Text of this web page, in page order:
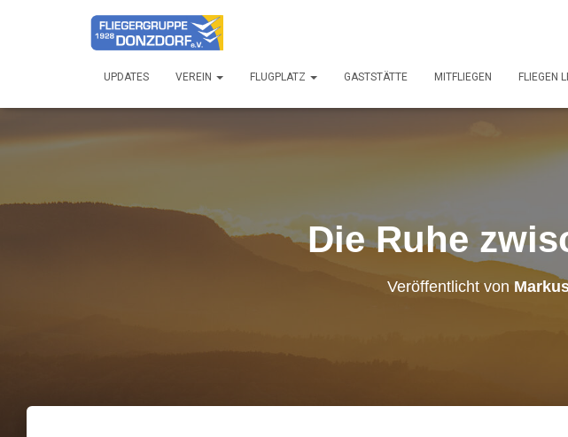
UPDATES VEREIN FLUGPLATZ GASTSTÄTTE MITFLIEGEN FLIEGEN
Die Ruhe
Veröffentlicht von